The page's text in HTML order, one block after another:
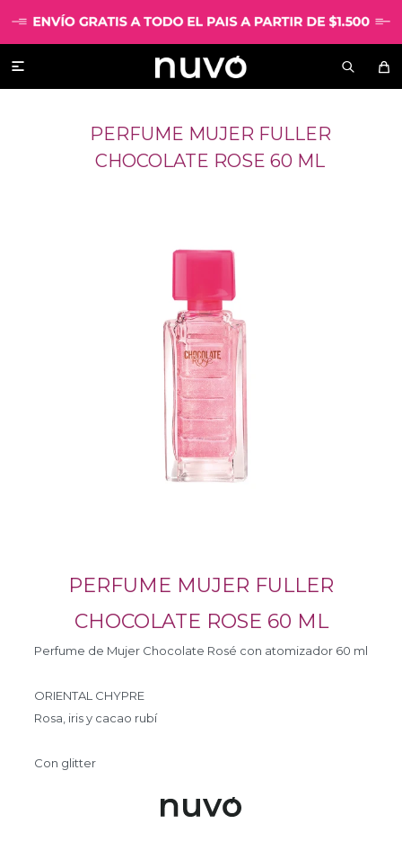

PERFUME MUJER FULLER
CHOCOLATE ROSE 60 ML
PERFUME MUJER FULLER
CHOCOLATE ROSE 60 ML
Perfume de Mujer Chocolate Rosé con atomizador 60 ml
ORIENTAL CHYPRE
Rosa, iris y cacao rubí
Con glitter